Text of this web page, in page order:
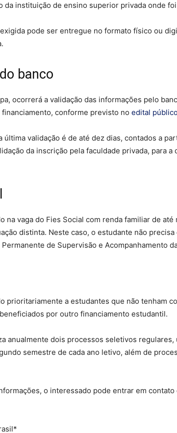
da instituição de ensino superior privada onde
pode ser entregue no formato físico ou
banco
ocorrerá a validação das informações pelo
conforme previsto no edital
última validação é de até dez dias, contados a
da inscrição pela faculdade privada, para a
na vaga do Fies Social com renda familiar de
distinta. Neste caso, o estudante não
de Supervisão e Acompanhamento
prioritariamente a estudantes que não tenham
por outro financiamento estudantil.
anualmente dois processos seletivos
semestre de cada ano letivo, além de
o interessado pode entrar em